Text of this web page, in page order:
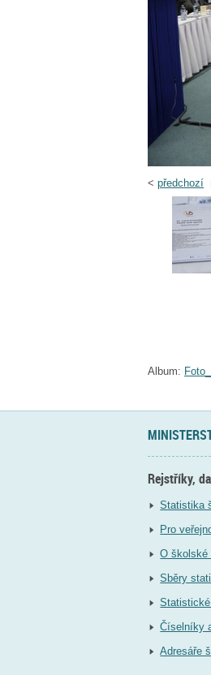
< předchozí
Album:
Rejstříky,
Statistika
Pro
O
Sběry
Číselníky
Adresáře